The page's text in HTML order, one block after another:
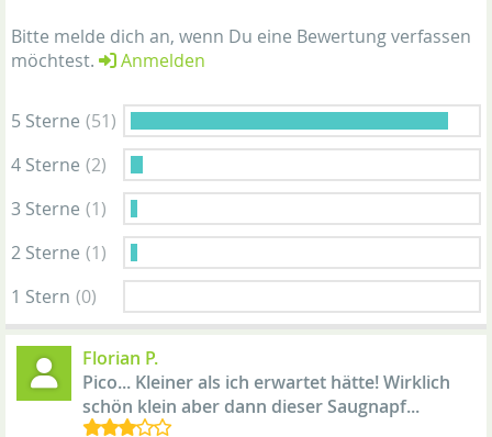
Bitte melde dich an, wenn Du eine Bewertung verfassen
möchtest.
Anmelden
5 Sterne (51)
4 Sterne (2)
3 Sterne (1)
2 Sterne (1)
1 Stern (0)
Florian P.
Pico... Kleiner als ich erwartet hätte! Wirklich
schön klein aber dann dieser Saugnapf...